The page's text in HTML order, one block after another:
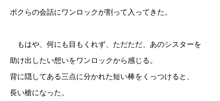
ボクらの会話にワンロックが割って入ってきた。
もはや、何にも目もくれず、ただただ、あのシスターを
助け出したい想いをワンロックから感じる。
背に隠してある三点に分かれた短い棒をくっつけると、
長い槍になった。